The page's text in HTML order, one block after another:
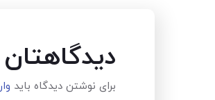
برای نوشتن دیدگاه باید